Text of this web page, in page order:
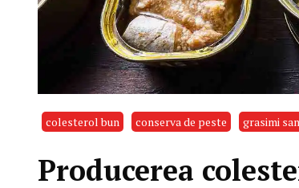
colesterol bun conserva de peste grasimi
Producerea